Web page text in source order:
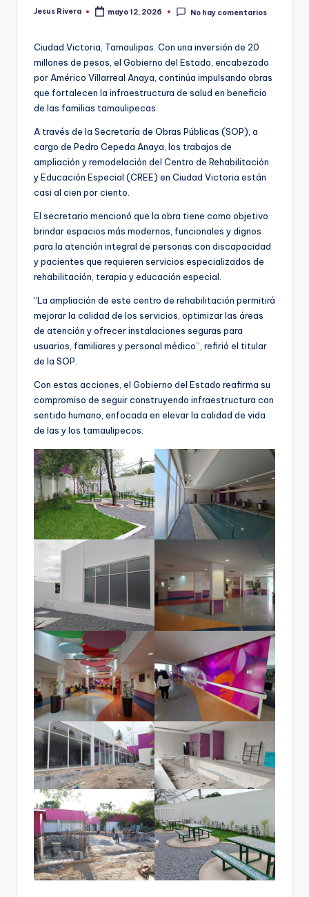
Publicado
Jesus Rivera mayo 12, 2026 No hay comentarios
Ciudad Victoria, Tamaulipas. Con una inversión de 20
millones de pesos, el Gobierno del Estado, encabezado
por Américo Villarreal Anaya, continúa impulsando obras
que fortalecen la infraestructura de salud en beneficio
de las familias tamaulipecas.
A través de la Secretaría de Obras Públicas (SOP), a
cargo de Pedro Cepeda Anaya, los trabajos de
ampliación y remodelación del Centro de Rehabilitación
y Educación Especial (CREE) en Ciudad Victoria están
casi al cien por ciento.
El secretario mencionó que la obra tiene como objetivo
brindar espacios más modernos, funcionales y dignos
para la atención integral de personas con discapacidad
y pacientes que requieren servicios especializados de
rehabilitación, terapia y educación especial.
“La ampliación de este centro de rehabilitación permitirá
mejorar la calidad de los servicios, optimizar las áreas
de atención y ofrecer instalaciones seguras para
usuarios, familiares y personal médico”, refirió el titular
de la SOP.
Con estas acciones, el Gobierno del Estado reafirma su
compromiso de seguir construyendo infraestructura con
sentido humano, enfocada en elevar la calidad de vida
de las y los tamaulipecos.